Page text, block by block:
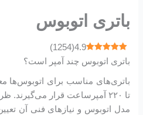
باتری اتوبوس
4.9
(
1254
)
باتری اتوبوس چند آمپر است؟
تا ۲۲۰ آمپرساعت قرار
مدل اتوبوس و نیازهای فنی آن